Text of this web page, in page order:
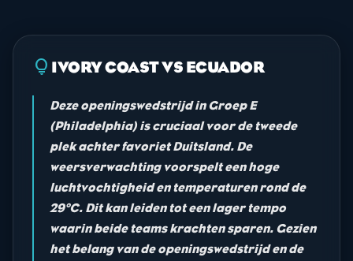
lightbulb IVORY COAST VS ECUADOR
Deze openingswedstrijd in Groep E
(Philadelphia) is cruciaal voor de tweede
plek achter favoriet Duitsland. De
weersverwachting voorspelt een hoge
luchtvochtigheid en temperaturen rond de
29°C. Dit kan leiden tot een lager tempo
waarin beide teams krachten sparen. Gezien
het belang van de openingswedstrijd en de